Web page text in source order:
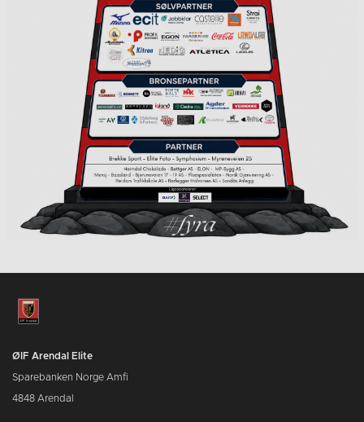
ØIF Arendal Elite
Sparebanken Norge Amfi
4848 Arendal